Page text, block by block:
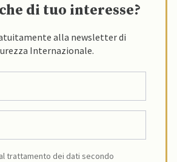
di tuo interesse?
alla newsletter di
Internazionale.
trattamento dei dati secondo